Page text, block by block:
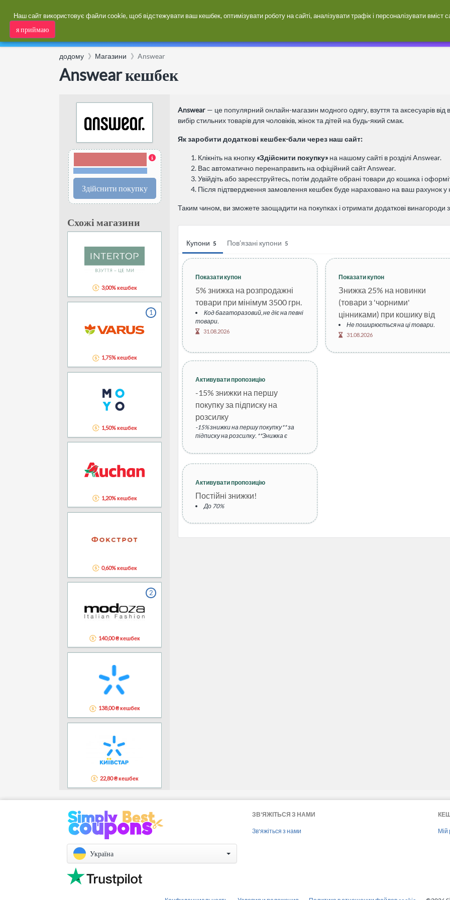
додому Магазини Answear
Answear кешбек
Answear — це популярний онлайн-магазин модного одягу, взуття та аксесуарів
вибір стильних товарів для чоловіків, жінок та дітей на будь-який смак.
Як заробити додаткові кешбек-бали через наш сайт:
Клікніть на кнопку «Здійснити покупку» на нашому сайті в розділі Answear.
Вас автоматично перенаправить на офіційний сайт Answear.
Увійдіть або зареєструйтесь, потім додайте обрані товари до кошика і
Після підтвердження замовлення кешбек буде нараховано на ваш рахунок у
Таким чином, ви зможете заощадити на покупках і отримати додаткові винагороди
Купони 5 Пов’язані купони 5
Показати купон
5% знижка на розпродажні
товари при мінімум 3500 грн.
Код багаторазовий, не діє на певні
товари.
31.08.2026
Показати купон
Знижка 25% на новинки
(товари з 'чорними'
цінниками) при кошику від
3500 грн.
Не поширюється на ці товари.
31.08.2026
Активувати пропозицію
-15% знижки на першу
покупку за підписку на
розсилку
-15% знижки на першу покупку** за
підписку на розсилку. **Знижка є
(товари з "чорними" цінниками) при
виключені з його дії.
Активувати пропозицію
Постійні знижки!
До 70%
Терміни та обмеження
Здійснити покупку
Схожі магазини
3,00% кешбек
1
1,75% кешбек
1,50% кешбек
1,20% кешбек
0,60% кешбек
2
140,00 ₴ кешбек
138,00 ₴ кешбек
22,80 ₴ кешбек
Україна
ЗВ'ЯЖІТЬСЯ З НАМИ
Зв'яжіться з нами Мій
Наш сайт використовує файли cookie, щоб відстежувати ваш кешбек, оптимізувати роботу на сайті, аналізувати трафік і персоналізувати вміст
я приймаю